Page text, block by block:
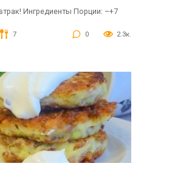
Ингредиенты Порции: –+7
7 0 2.3к.